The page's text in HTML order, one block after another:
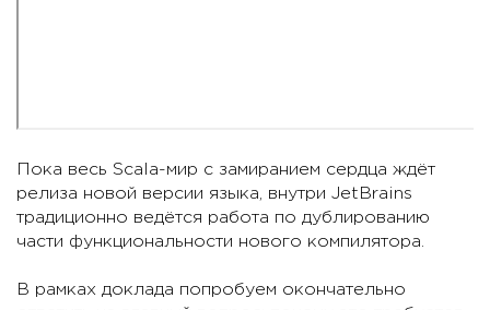
Пока весь Scala-мир с замиранием сердца ждёт
релиза новой версии языка, внутри JetBrains
традиционно ведётся работа по дублированию
части функциональности нового компилятора.
В рамках доклада попробуем окончательно